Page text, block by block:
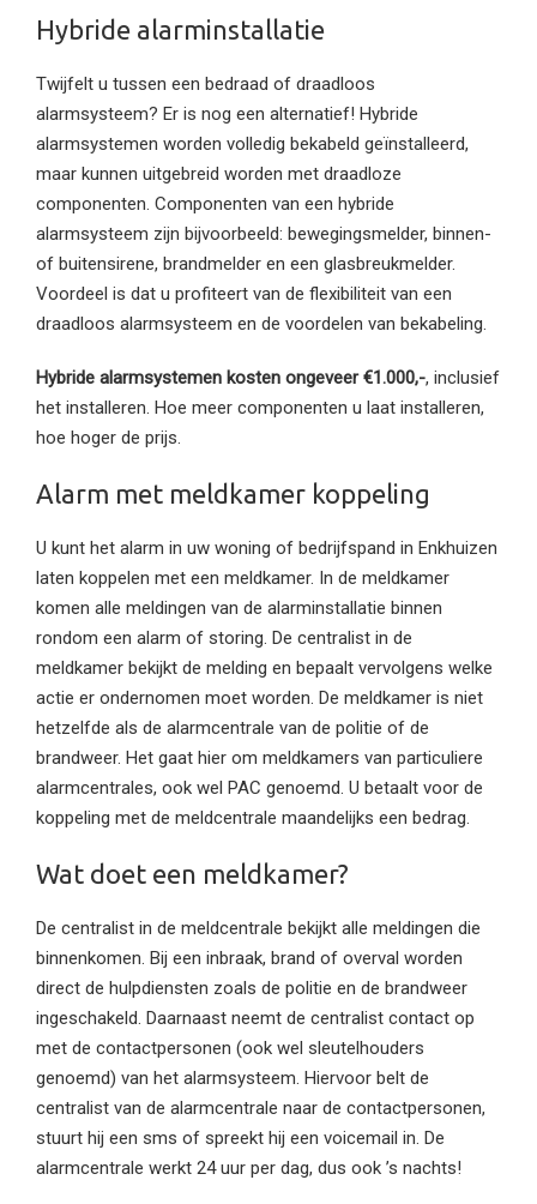
Hybride alarminstallatie
Twijfelt u tussen een bedraad of draadloos
alarmsysteem? Er is nog een alternatief! Hybride
alarmsystemen worden volledig bekabeld geïnstalleerd,
maar kunnen uitgebreid worden met draadloze
componenten. Componenten van een hybride
alarmsysteem zijn bijvoorbeeld: bewegingsmelder, binnen-
of buitensirene, brandmelder en een glasbreukmelder.
Voordeel is dat u profiteert van de flexibiliteit van een
draadloos alarmsysteem en de voordelen van bekabeling.
Hybride alarmsystemen kosten ongeveer €1.000,-, inclusief
het installeren. Hoe meer componenten u laat installeren,
hoe hoger de prijs.
Alarm met meldkamer koppeling
U kunt het alarm in uw woning of bedrijfspand in Enkhuizen
laten koppelen met een meldkamer. In de meldkamer
komen alle meldingen van de alarminstallatie binnen
rondom een alarm of storing. De centralist in de
meldkamer bekijkt de melding en bepaalt vervolgens welke
actie er ondernomen moet worden. De meldkamer is niet
hetzelfde als de alarmcentrale van de politie of de
brandweer. Het gaat hier om meldkamers van particuliere
alarmcentrales, ook wel PAC genoemd. U betaalt voor de
koppeling met de meldcentrale maandelijks een bedrag.
Wat doet een meldkamer?
De centralist in de meldcentrale bekijkt alle meldingen die
binnenkomen. Bij een inbraak, brand of overval worden
direct de hulpdiensten zoals de politie en de brandweer
ingeschakeld. Daarnaast neemt de centralist contact op
met de contactpersonen (ook wel sleutelhouders
genoemd) van het alarmsysteem. Hiervoor belt de
centralist van de alarmcentrale naar de contactpersonen,
stuurt hij een sms of spreekt hij een voicemail in. De
alarmcentrale werkt 24 uur per dag, dus ook ’s nachts!